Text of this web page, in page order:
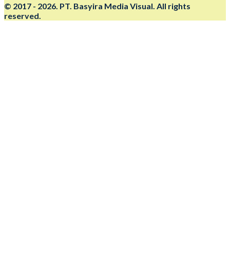
© 2017 - 2026. PT. Basyira Media Visual. All rights
reserved.